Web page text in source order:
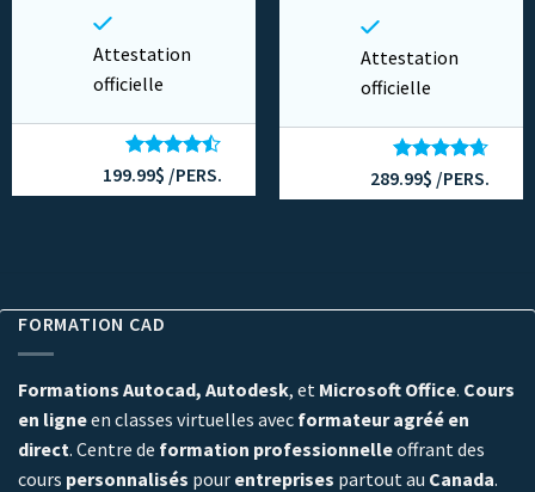
Attestation
officielle
Note4.43
sur 5
199.99$ /PERS.
Attestation
officielle
Note4.60
sur 5
289.99$ /PERS.
FORMATION CAD
Formations Autocad, Autodesk, et Microsoft Office. Cours
en ligneen classes virtuelles avec formateur agréé en
direct. Centre de formation professionnelleoffrant des
cours personnalisés pour entreprises partout au Canada.